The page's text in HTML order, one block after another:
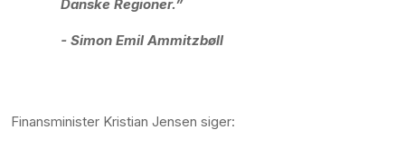
Danske Regioner.”
- Simon Emil Ammitzbøll
Finansminister Kristian Jensen siger: